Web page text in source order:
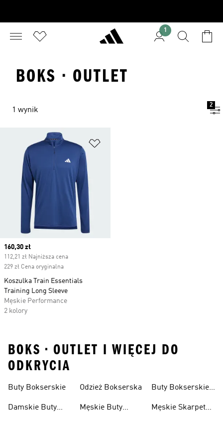
1
BOKS · OUTLET
1 wynik
2
Current price
160,30 zł
112,21 zł Najniższa cena
229 zł Cena oryginalna
Koszulka Train Essentials
Training Long Sleeve
Męskie Performance
2 kolory
BOKS • OUTLET I WIĘCEJ DO
ODKRYCIA
Buty Bokserskie
Damskie Buty
Personalizacji
Odzież Bokserska
Męskie Buty
Buty Bokserskie
Profilu
Męskie Skarpetki